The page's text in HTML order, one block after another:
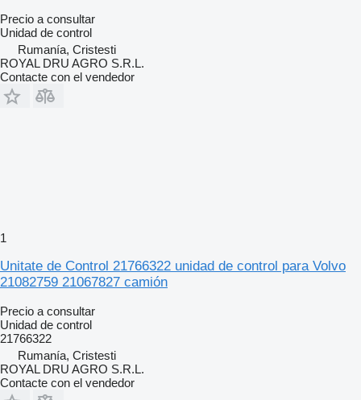
Precio a consultar
Unidad de control
Rumanía, Cristesti
ROYAL DRU AGRO S.R.L.
Contacte con el vendedor
1
Unitate de Control 21766322 unidad de control para Volvo
21082759 21067827 camión
Precio a consultar
Unidad de control
21766322
Rumanía, Cristesti
ROYAL DRU AGRO S.R.L.
Contacte con el vendedor